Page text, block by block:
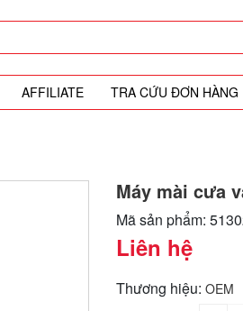
AFFILIATE TRA CỨU ĐƠN HÀNG
Máy mài cưa
Mã sản phẩm:
Liên hệ
Thương hiệu: OEM